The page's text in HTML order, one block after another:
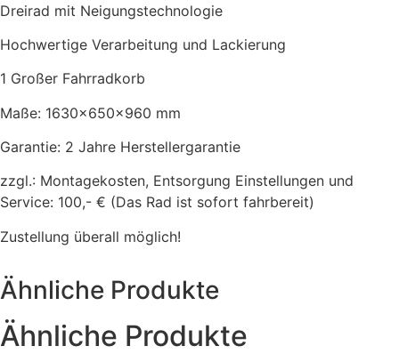
Dreirad mit Neigungstechnologie
Hochwertige Verarbeitung und Lackierung
1 Großer Fahrradkorb
Maße: 1630x650x960 mm
Garantie: 2 Jahre Herstellergarantie
zzgl.: Montagekosten, Entsorgung Einstellungen und
Service: 100,- € (Das Rad ist sofort fahrbereit)
Zustellung überall möglich!
Ähnliche Produkte
Ähnliche Produkte